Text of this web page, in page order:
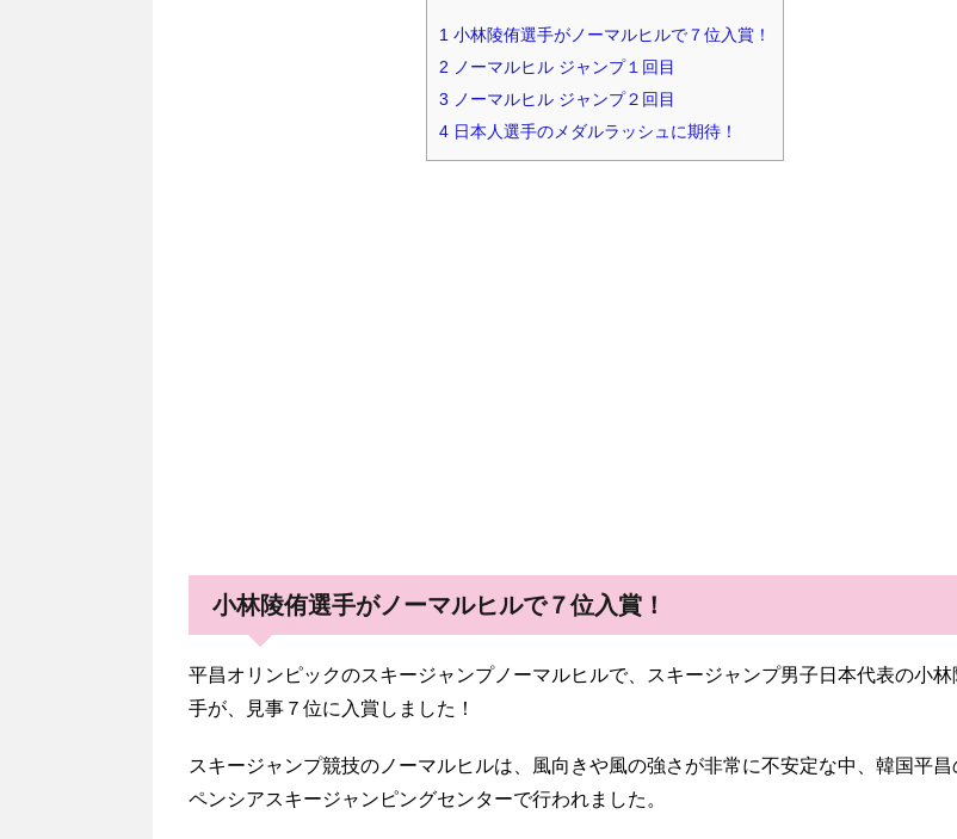
1 小林陵侑選手がノーマルヒルで７位入賞！
2 ノーマルヒル ジャンプ１回目
3 ノーマルヒル ジャンプ２回目
4 日本人選手のメダルラッシュに期待！
小林陵侑選手がノーマルヒルで７位入賞！
平昌オリンピックのスキージャンプノーマルヒルで、スキージャンプ男子日本代表の小林
手が、見事７位に入賞しました！
スキージャンプ競技のノーマルヒルは、風向きや風の強さが非常に不安定な中、韓国平昌
ペンシアスキージャンピングセンターで行われました。